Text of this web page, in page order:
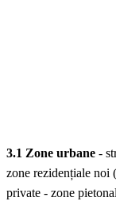
3.1 Zone urbane -
zone rezidențiale noi
private - zone